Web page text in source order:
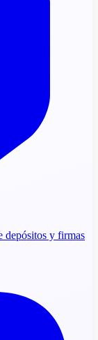
depósitos y firmas